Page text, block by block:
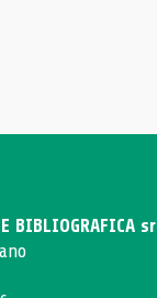
BIBLIOGRAFICA